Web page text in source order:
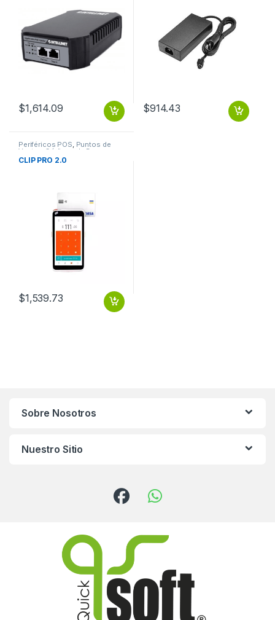
$1,614.09 $914.43
Periféricos POS, Puntos de
Venta y Códigos de Barra
CLIP PRO 2.0
$1,539.73
Sobre Nosotros
Nuestro Sitio